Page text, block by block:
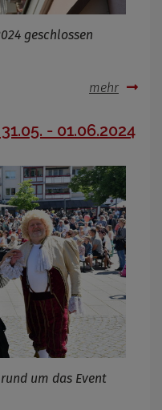
geschlossen
mehr
- 01.06.2024
um das Event